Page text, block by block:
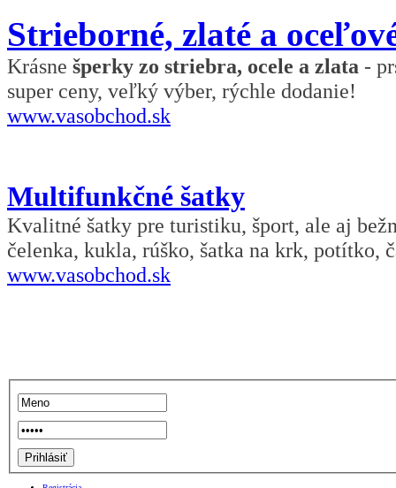
Strieborné, zlaté a
Krásne šperky zo striebra, ocele a zlata -
super ceny, veľký výber, rýchle dodanie!
www.vasobchod.sk
Multifunkčné šatky
Kvalitné šatky pre turistiku, šport, ale aj
čelenka, kukla, rúško, šatka na krk, potítko,
www.vasobchod.sk